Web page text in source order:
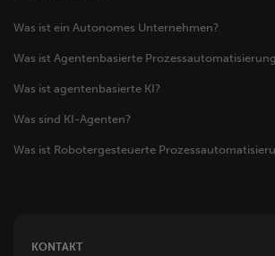
Was ist ein Autonomes Unternehmen?
Was ist Agentenbasierte
Was ist agentenbasierte KI?
Was sind KI-Agenten?
Was ist Robotergesteuerte
KONTAKT